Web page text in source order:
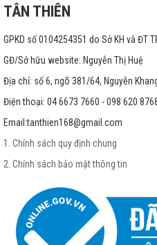
TÂN THIÊN
GPKD số 0104254351 do Sở KH và ĐT
GĐ/Sở hữu website: Nguyễn Thị Huệ
Địa chỉ: số 6, ngõ 381/64, Nguyễn
Điện thoại: 04 6673 7660 - 098 620
Email:tanthien168@gmail.com
1. Chính sách quy định chung
2. Chính sách bảo mật thông tin